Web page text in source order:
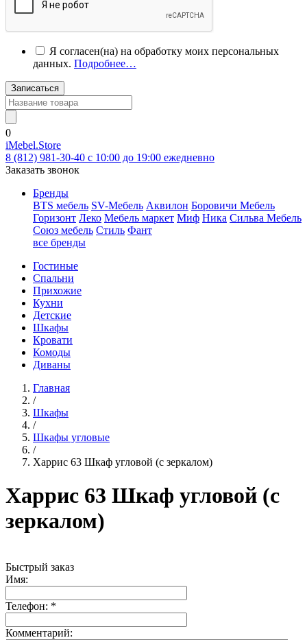
Я согласен(на) на обработку моих персональных
данных. Подробнее…
Записаться
0
iMebel.Store
8 (812) 981-30-40 c 10:00 до 19:00 ежедневно
Заказать звонок
Бренды
BTS мебель SV-Мебель Аквилон Боровичи Мебель
Горизонт Леко Мебель маркет Миф Ника Сильва Мебель
Союз мебель Стиль Фант
все бренды
Гостиные
Спальни
Прихожие
Кухни
Детские
Шкафы
Кровати
Комоды
Диваны
Главная
/
Шкафы
/
Шкафы угловые
/
Харрис 63 Шкаф угловой (с зеркалом)
Харрис 63 Шкаф угловой (с
зеркалом)
Быстрый заказ
Имя:
Телефон: *
Комментарий: